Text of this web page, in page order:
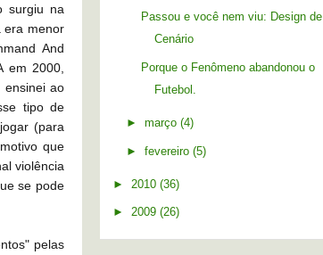
surgiu na
era menor
And
em 2000,
ensinei ao
tipo de
(para
que
violência
se pode
pelas
Passou e você nem viu: Design de
Cenário
Porque o Fenômeno abandonou o
Futebol.
►março(4)
►fevereiro(5)
► 2010 (36)
► 2009 (26)